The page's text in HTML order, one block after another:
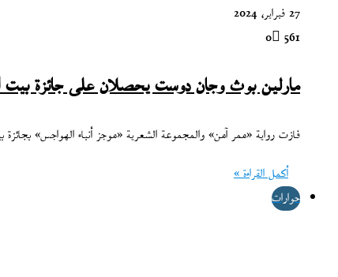
27 فبراير، 2024
0 561
مارلين بوث وجان دوست يحصلان على جائزة بيت
فازت رواية «ممر آمن» والمجموعة الشعرية «موجز أنباء الهواجس»
أكمل القراءة »
حوارات